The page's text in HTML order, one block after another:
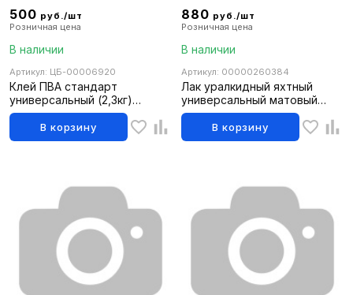
500 руб./шт
Розничная цена
В наличии
Артикул: ЦБ-00006920
Клей ПВА стандарт
универсальный (2,3кг)
HARDY (уп.6шт)
В корзину
880 руб./шт
Розничная цена
В наличии
Артикул: 00000260384
Лак уралкидный яхтный
универсальный матовый
0,9л FARBITEX PROFI WOOD
В корзину